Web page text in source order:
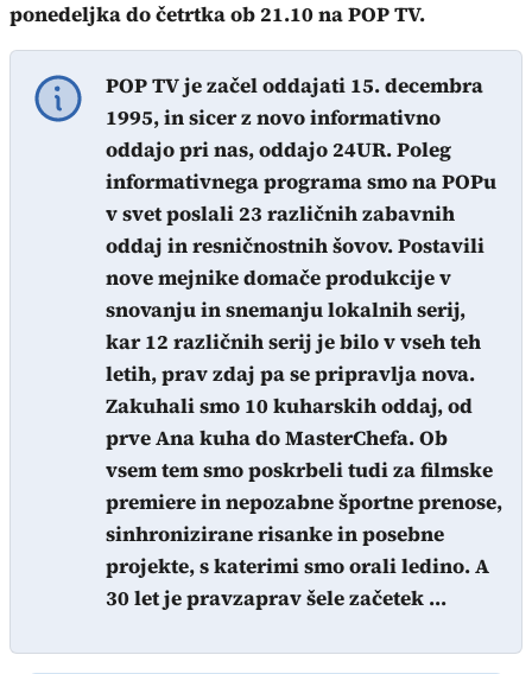
ponedeljka do četrtka ob 21.10 na POP TV.
POP TV je začel oddajati 15. decembra
1995, in sicer z novo informativno
oddajo pri nas, oddajo 24UR. Poleg
informativnega programa smo na POPu
v svet poslali 23 različnih zabavnih
oddaj in resničnostnih šovov. Postavili
nove mejnike domače produkcije v
snovanju in snemanju lokalnih serij,
kar 12 različnih serij je bilo v vseh teh
letih, prav zdaj pa se pripravlja nova.
Zakuhali smo 10 kuharskih oddaj, od
prve Ana kuha do MasterChefa. Ob
vsem tem smo poskrbeli tudi za filmske
premiere in nepozabne športne prenose,
sinhronizirane risanke in posebne
projekte, s katerimi smo orali ledino. A
30 let je pravzaprav šele začetek ...